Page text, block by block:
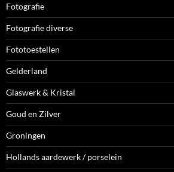
Fotografie
Fotografie diverse
Fototoestellen
Gelderland
Glaswerk & Kristal
Goud en Zilver
Groningen
Hollands aardewerk / porselein